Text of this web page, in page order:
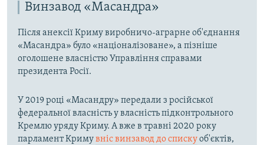
Винзавод «Масандра»
Після анексії Криму виробничо-аграрне об'єднання
«Масандра» було «націоналізоване», а пізніше
оголошене власністю Управління справами
президента Росії.
У 2019 році «Масандру» передали з російської
федеральної власність у власність підконтрольного
Кремлю уряду Криму. А вже в травні 2020 року
парламент Кримувніс винзавод до спискуоб'єктів,